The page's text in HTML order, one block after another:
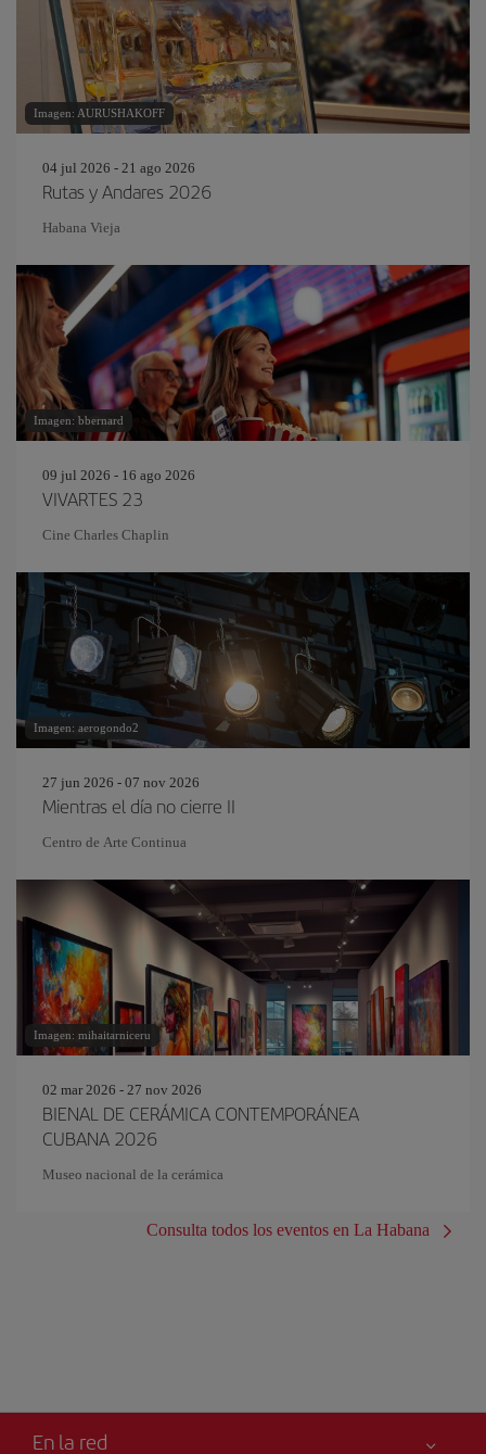
Imagen: AURUSHAKOFF
04 jul 2026 - 21 ago 2026
Rutas y Andares 2026
Habana Vieja
Imagen: bbernard
09 jul 2026 - 16 ago 2026
VIVARTES 23
Cine Charles Chaplin
Imagen: aerogondo2
27 jun 2026 - 07 nov 2026
Mientras el día no cierre II
Centro de Arte Continua
Imagen: mihaitarniceru
02 mar 2026 - 27 nov 2026
BIENAL DE CERÁMICA CONTEMPORÁNEA
CUBANA 2026
Museo nacional de la cerámica
Consulta todos los eventos en La Habana
En la red